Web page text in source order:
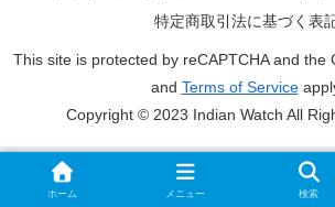
特定商取引法に基づく表
This site is protected by reCAPTCHA and the
and Terms of Service
Copyright © 2023 Indian Watch All
ホーム メニュー 検索